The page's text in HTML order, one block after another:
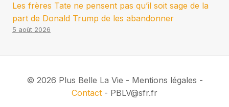
Les frères Tate ne pensent pas qu’il soit sage de la
part de Donald Trump de les abandonner
5 août 2026
© 2026 Plus Belle La Vie - Mentions légales -
Contact - PBLV@sfr.fr